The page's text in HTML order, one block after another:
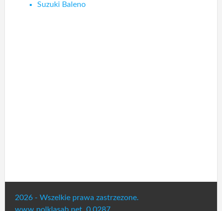
Suzuki Baleno
2026 - Wszelkie prawa zastrzezone.